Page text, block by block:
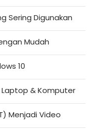
Sering Digunakan
Mudah
10
& Komputer
Menjadi Video